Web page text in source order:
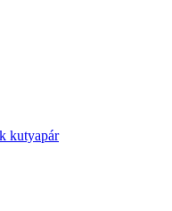
kutyapár